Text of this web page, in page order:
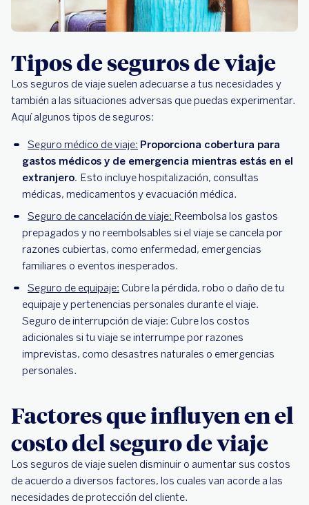
Tipos de seguros de viaje
Los seguros de viaje suelen adecuarse a tus necesidades y
también a las situaciones adversas que puedas experimentar.
Aquí algunos tipos de seguros:
Seguro médico de viaje: Proporciona cobertura para
gastos médicos y de emergencia mientras estás en el
extranjero. Esto incluye hospitalización, consultas
médicas, medicamentos y evacuación médica.
Seguro de cancelación de viaje: Reembolsa los gastos
prepagados y no reembolsables si el viaje se cancela por
razones cubiertas, como enfermedad, emergencias
familiares o eventos inesperados.
Seguro de equipaje: Cubre la pérdida, robo o daño de tu
equipaje y pertenencias personales durante el viaje.
Seguro de interrupción de viaje: Cubre los costos
adicionales si tu viaje se interrumpe por razones
imprevistas, como desastres naturales o emergencias
personales.
Factores que influyen en el
costo del seguro de viaje
Los seguros de viaje suelen disminuir o aumentar sus costos
de acuerdo a diversos factores, los cuales van acorde a las
necesidades de protección del cliente.